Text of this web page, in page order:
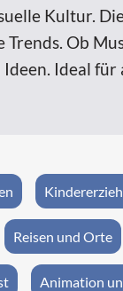
Kultur.
Ob
Ideal für
Reisen und Orte
Animation